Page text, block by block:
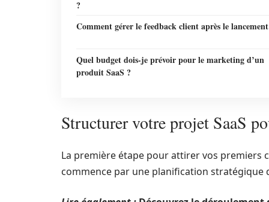
?
Comment gérer le feedback client après le
Quel budget dois-je prévoir pour le marketing d’un
produit SaaS ?
Structurer votre projet SaaS
La première étape pour attirer vos premiers
commence par une planification stratégique